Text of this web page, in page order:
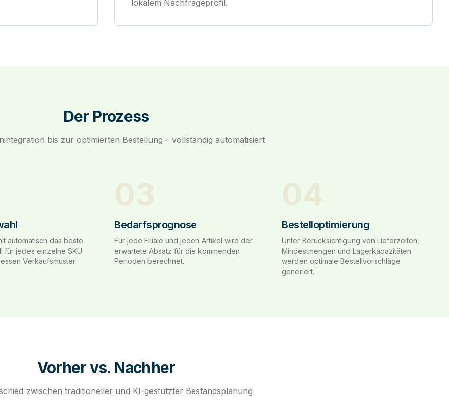
lokalem Nachfrageprofil.
Der Prozess
bis zur optimierten Bestellung – vollständig automatisiert
automatisch das beste
für jedes einzelne SKU
Verkaufsmuster.
03
Bedarfsprognose
Für jede Filiale und jeden Artikel wird der
erwartete Absatz für die kommenden
Perioden berechnet.
04
Bestelloptimierung
Unter Berücksichtigung von Lieferzeiten,
Mindestmengen und Lagerkapazitäten
werden optimale Bestellvorschläge
generiert.
Vorher vs. Nachher
zwischen traditioneller und KI-gestützter Bestandsplanung